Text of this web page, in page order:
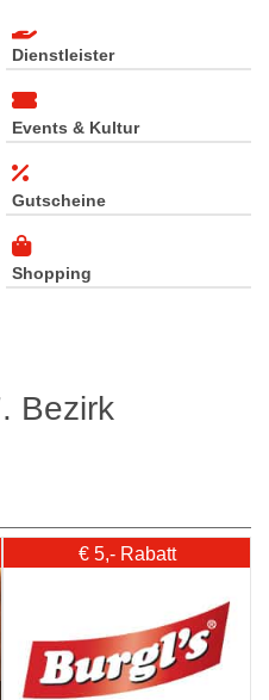
Dienstleister
Events & Kultur
Gutscheine
Shopping
Bezirk
€ 5,- Rabatt